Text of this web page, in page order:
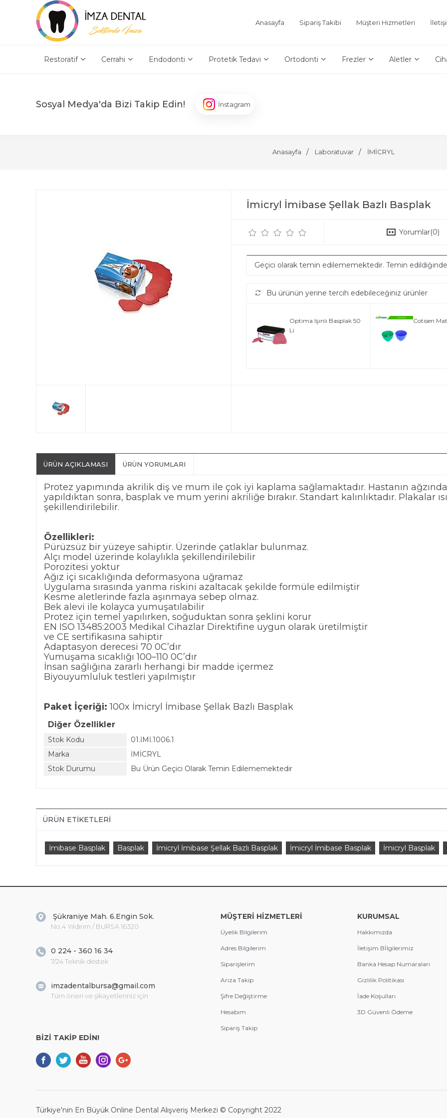
Anasayfa Sipariş Takibi Müşteri Hizmetleri
Restoratif Cerrahi Endodonti Protetik Tedavi Ortodonti Frezler Aletler
Sosyal Medya'da Bizi Takip Edin! İnstagram
Anasayfa Laboratuvar İMİCRYL
İmicryl İmibase Şellak Bazlı Basplak
Yorumlar(0)
Geçici olarak temin edilememektedir. Temin edildiğinde
Bu ürünün yerine tercih edebileceğiniz ürünler
Optima Işınlı Basplak 50
Li
Cotisen
ÜRÜN AÇIKLAMASI ÜRÜN YORUMLARI
Protez yapımında akrilik diş ve mum ile çok iyi kaplama sağlamaktadır. Hastanın
yapıldıktan sonra, basplak ve mum yerini akriliğe bırakır. Standart kalınlıktadır. Plakalar
şekillendirilebilir.
Özellikleri:
Pürüzsüz bir yüzeye sahiptir. Üzerinde çatlaklar bulunmaz.
Alçı model üzerinde kolaylıkla şekillendirilebilir
Porozitesi yoktur
Ağız içi sıcaklığında deformasyona uğramaz
Uygulama sırasında yanma riskini azaltacak şekilde formüle edilmiştir
Kesme aletlerinde fazla aşınmaya sebep olmaz.
Bek alevi ile kolayca yumuşatılabilir
Protez için temel yapılırken, soğuduktan sonra şeklini korur
EN ISO 13485:2003 Medikal Cihazlar Direktifine uygun olarak üretilmiştir
ve CE sertifikasına sahiptir
Adaptasyon derecesi 70 0C’dır
Yumuşama sıcaklığı 100–110 0C’dır
İnsan sağlığına zararlı herhangi bir madde içermez
Biyouyumluluk testleri yapılmıştır
Paket İçeriği: 100x İmicryl İmibase Şellak Bazlı Basplak
Diğer Özellikler
Stok Kodu
01.İMİ.1006.1
Marka
İMİCRYL
Stok Durumu
Bu Ürün Geçici Olarak Temin Edilememektedir
ÜRÜN ETIKETLERI
İmibase Basplak Basplak İmicryl İmibase Şellak Bazlı Basplak İmicryl İmibase Basplak İmicryl Basplak
Şükraniye Mah. 6.Engin Sok.
No.4 Yıldırım / BURSA 16320
0 224 - 360 16 34
7/24 Teknik destek
imzadentalbursa@gmail.com
Tüm öneri ve şikayetleriniz için
BİZİ TAKİP EDİN!
MÜŞTERİ HİZMETLERİ
Üyelik Bilgilerim
Adres Bilgilerim
Siparişlerim
Arıza Takip
Şifre Değiştirme
Hesabım
Sipariş Takip
KURUMSAL
Hakkımızda
İletişim Bİlgilerimiz
Banka Hesap Numaraları
Gizlilik Politikası
İade Koşulları
3D Güvenli Ödeme
Türkiye'nin En Büyük Online Dental Alışveriş Merkezi © Copyright 2022